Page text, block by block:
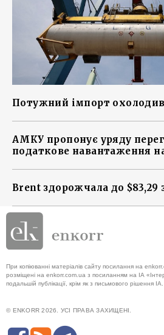
Потужний імпорт
АМКУ пропонує уряду
податкове навантаження
Brent здорожчала до $83,29
При копіюванні матеріалів сайту посилання на
розміщені на enkorr.com.ua з посиланням на ІА
подальшій публікації, крім як з письмового рішення ІА.
© ENKORR 2026. УСІ ПРАВА ЗАХИЩЕНІ.